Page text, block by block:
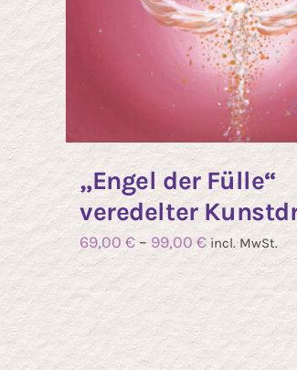
„Engel der Fülle“
veredelter
69,00 € – 99,00 € incl. MwSt.